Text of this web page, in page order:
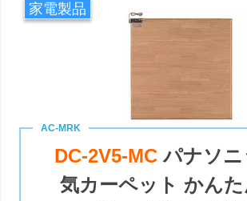
家電製品
DC-2V5-MCパナソ
気カーペット かん